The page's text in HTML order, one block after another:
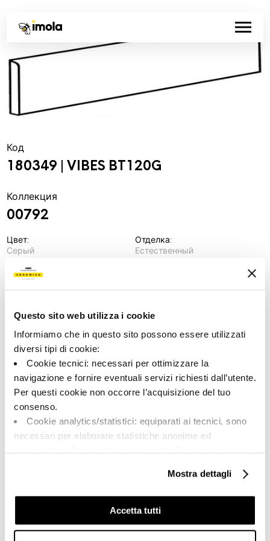
Questo sito web utilizza i cookie
Informiamo che in questo sito possono essere utilizzati
diversi tipi di cookie:
Cookie tecnici: necessari per ottimizzare la
navigazione e fornire eventuali servizi richiesti dall’utente.
Per questi cookie non occorre l’acquisizione del tuo
consenso.
Cookie analytics/statistici: equiparati ai tecnici, sono
necessari per elaborare statistiche anonime ed
Cookie di profilazione/marketing: sono utilizzati, solo
previo tuo consenso, per esaminare le tue abitudini di
navigazione e mostrarti quindi avvisi pubblicitari mirati, in
linea con le tue preferenze.
Mostra dettagli
Accetta tutti
Код
180349 | VIBES BT120G
Коллекция
00792
Цвет:
Серый
Типология:
Специальные элементы
6.0x120.0
Отделка:
Естественный
V2
Единица измерения:
Share: